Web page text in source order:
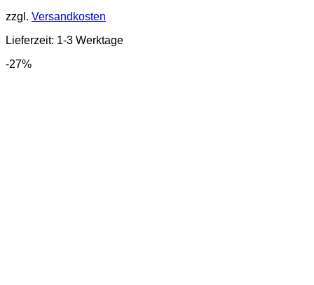
zzgl. Versandkosten
Lieferzeit: 1-3 Werktage
-27%